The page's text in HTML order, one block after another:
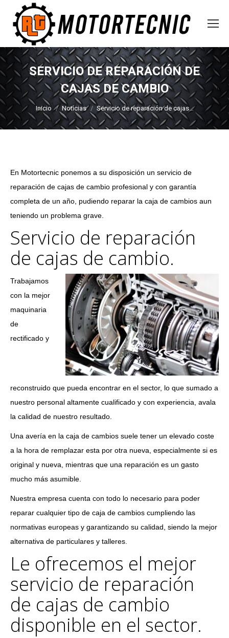
SERVICIO DE REPARACIÓN DE
CAJAS DE CAMBIO
Estás aquí:
Inicio Noticias Servicio de reparación de cajas…
En Motortecnic ponemos a su disposición un servicio de
reparación de cajas de cambio profesional y con garantía
completa de un año, pudiendo reparar la caja de cambios aun
teniendo un problema grave.
Servicio de reparación
de cajas de cambio.
Trabajamos
con la mejor
maquinaria
de
rectificado y
reconstruido que pueda encontrar en el sector, lo que sumado a
nuestro personal altamente cualificado y con experiencia, avala
la calidad de nuestro resultado.
Una avería en la caja de cambios suele tener un elevado coste
a la hora de remplazar esta por otra nueva, especialmente si es
original y nueva, mientras que una reparación es un gasto
mucho más asumible.
Nuestra empresa cuenta con todo lo necesario para poder
reparar cualquier tipo de caja de cambios cumpliendo las
normativas europeas y garantizando su calidad, siendo la mejor
alternativa de particulares y talleres.
Le ofrecemos el mejor
servicio de reparación
de cajas de cambio
disponible en el sector.